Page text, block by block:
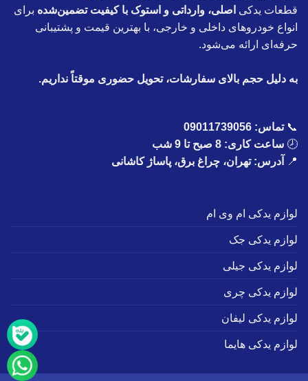
قطعات یدکی اصلی، وارداتی و استوک با کیفیت تضمین‌شده برای
انواع خودروهای داخلی و خارجی، با بهترین قیمت و پشتیبانی
حرفه‌ای ارائه می‌شود.
به دلیل حجم بالای سفارشات، تحویل حضوری موقتاً نداریم.
📞تماس: 09011739056
🕗 ساعت کاری: 8 صبح تا 9 شب
📍
آدرس: تهران، چراغ برق، پاساژ کاشانی
لوازم یدکی ام وی ام
لوازم یدکی جک
لوازم یدکی جیلی
لوازم یدکی چری
لوازم یدکی لیفان
لوازم یدکی هایما